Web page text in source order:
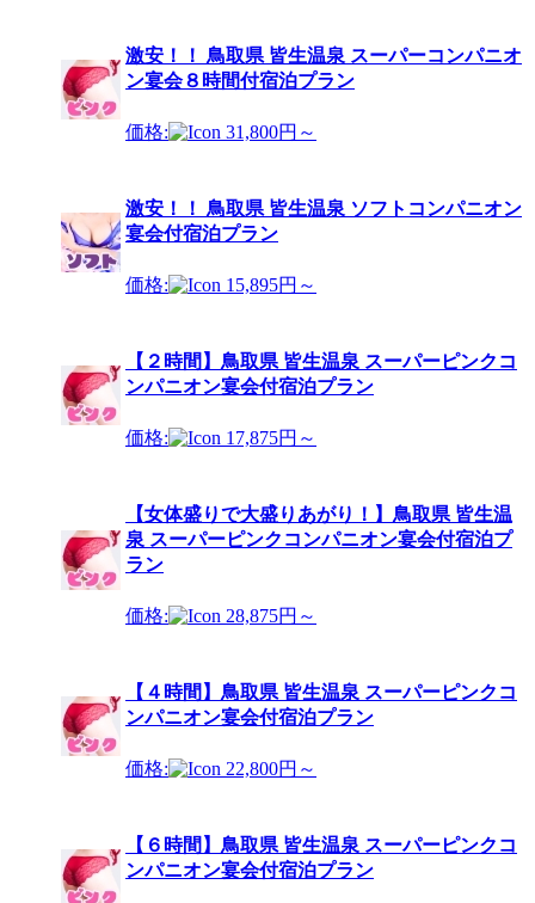
激安！！ 鳥取県 皆生温泉 スーパーコンパニオ
ン宴会８時間付宿泊プラン
価格: 31,800円～
激安！！ 鳥取県 皆生温泉 ソフトコンパニオン
宴会付宿泊プラン
価格: 15,895円～
【２時間】鳥取県 皆生温泉 スーパーピンクコ
ンパニオン宴会付宿泊プラン
価格: 17,875円～
【女体盛りで大盛りあがり！】鳥取県 皆生温
泉 スーパーピンクコンパニオン宴会付宿泊プ
ラン
価格: 28,875円～
【４時間】鳥取県 皆生温泉 スーパーピンクコ
ンパニオン宴会付宿泊プラン
価格: 22,800円～
【６時間】鳥取県 皆生温泉 スーパーピンクコ
ンパニオン宴会付宿泊プラン